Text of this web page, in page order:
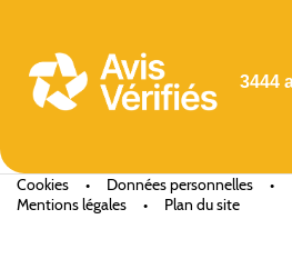
3444
Cookies • Données personnelles
•
Mentions légales
• Plan du site